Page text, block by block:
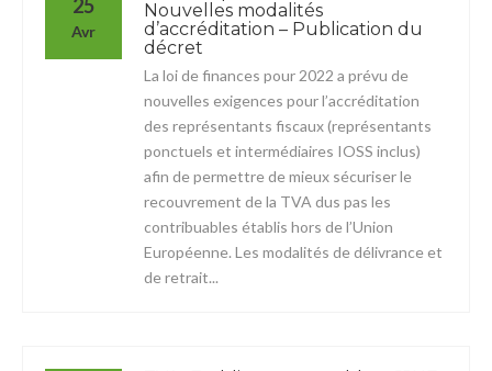
25
Avr
Nouvelles modalités
d’accréditation – Publication du
décret
La loi de finances pour 2022 a prévu de
nouvelles exigences pour l’accréditation
des représentants fiscaux (représentants
ponctuels et intermédiaires IOSS inclus)
afin de permettre de mieux sécuriser le
recouvrement de la TVA dus pas les
contribuables établis hors de l’Union
Européenne. Les modalités de délivrance et
de retrait...